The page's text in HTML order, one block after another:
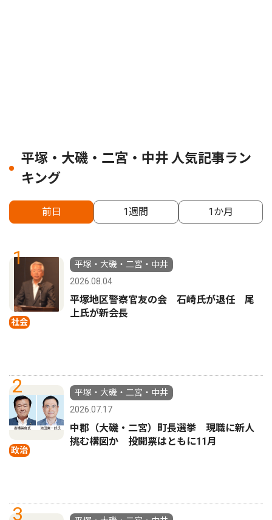
平塚・大磯・二宮・中井 人気記事ラン
キング
前日 1週間 1か月
1
社会
平塚・大磯・二宮・中井
2026.08.04
平塚地区警察官友の会 石崎氏が退任 尾
上氏が新会長
2
政治
平塚・大磯・二宮・中井
2026.07.17
中郡（大磯・二宮）町長選挙 現職に新人
挑む構図か 投開票はともに11月
3